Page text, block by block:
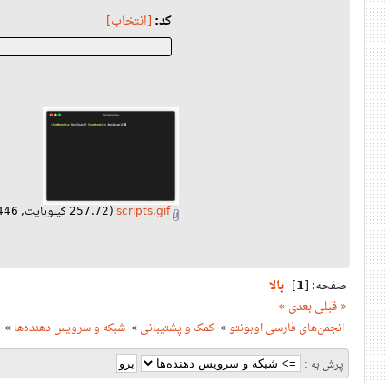
کد: [انتخاب]
scripts.gif (257.72 کیلوبایت, 622x446 - نمایش داده شده است 305 بار.)
صفحه: [1
] بالا
« قبلیبعدی »
انجمن‌های فارسی اوبونتو» کمک و پشتیبانی» شبکه و سرویس‌ دهنده‌ها»
پرش به :